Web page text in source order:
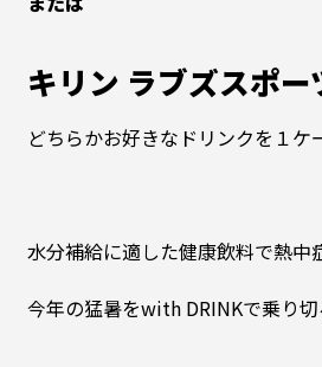
キリン ラブズスポー
どちらかお好きなドリンクを１ケ
水分補給に適した健康飲料で熱中
今年の猛暑をwith DRINKで乗り切